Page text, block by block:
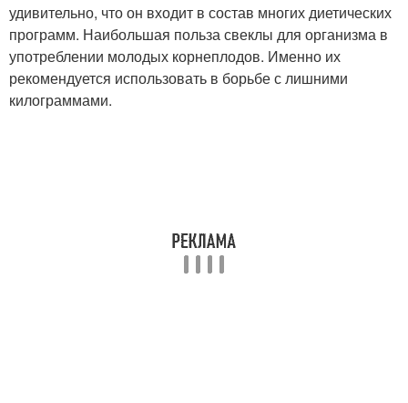
удивительно, что он входит в состав многих диетических
программ. Наибольшая польза свеклы для организма в
употреблении молодых корнеплодов. Именно их
рекомендуется использовать в борьбе с лишними
килограммами.